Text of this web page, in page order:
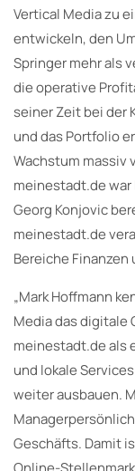
Vertical Media zu
entwickeln, den
Springer mehr als
die operative
seiner Zeit bei der
und das Portfolio
Wachstum massiv
meinestadt.de
Georg Konjovic
meinestadt.de
Bereiche Finanzen
„Mark Hoffmann
Media das digitale
meinestadt.de als
und lokale
weiter ausbauen.
Geschäfts. Damit